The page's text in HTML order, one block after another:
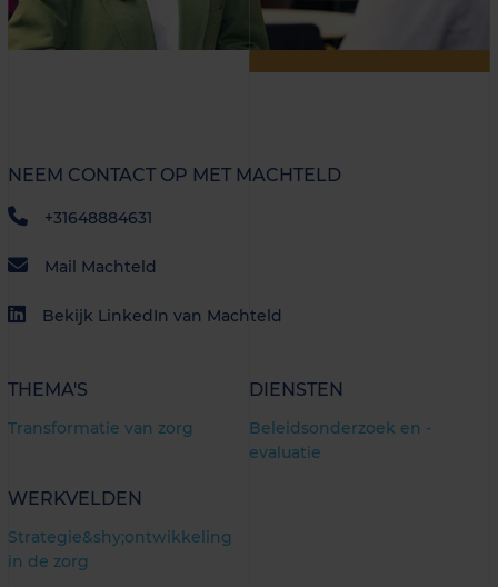
NEEM CONTACT OP MET MACHTELD
+31648884631
Mail Machteld
Bekijk LinkedIn van Machteld
THEMA'S
Transformatie van zorg
WERKVELDEN
Strategie&shy;ontwikkeling
in de zorg
DIENSTEN
Beleidsonderzoek en -
evaluatie